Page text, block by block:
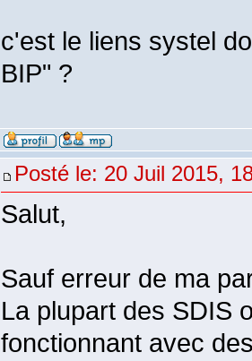
c'est le liens systel
BIP" ?
Posté le: 20 Juil 2015,
Salut,
Sauf erreur de ma
La plupart des SDIS
fonctionnant avec